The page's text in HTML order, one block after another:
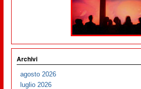
Archivi
agosto 2026
luglio 2026